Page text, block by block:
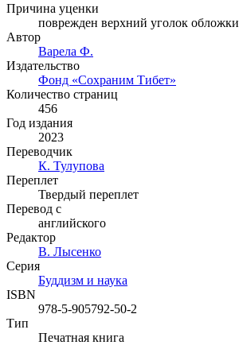
Причина уценки
поврежден верхний уголок обложки
Автор
Варела Ф.
Издательство
Фонд «Сохраним Тибет»
Количество страниц
456
Год издания
2023
Переводчик
К. Тулупова
Переплет
Твердый переплет
Перевод с
английского
Редактор
В. Лысенко
Серия
Буддизм и наука
ISBN
978-5-905792-50-2
Тип
Печатная книга